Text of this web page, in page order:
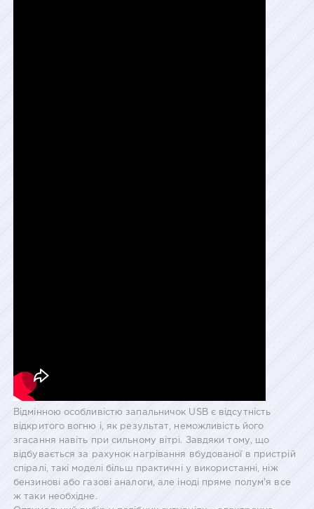
Відмінною особливістю запальничок USB є відсутність
відкритого вогню і, як результат, неможливість його
згасання навіть при сильному вітрі. Завдяки тому, що
відбувається за рахунок нагрівання вбудованої в пристрій
спіралі, такі моделі більш практичні у використанні, ніж
бензинові або газові аналоги, але іноді пряме полум'я все
ж таки необхідне.